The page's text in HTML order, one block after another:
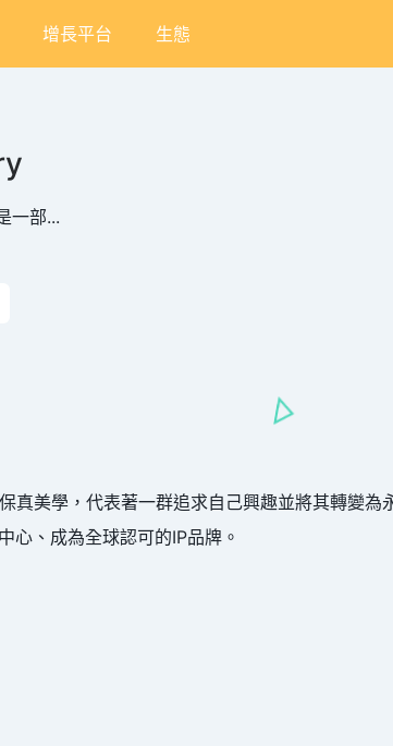
增長平台 生態
一部...
美學，代表著一群追求自己興趣並將其轉變
心、成為全球認可的IP品牌。